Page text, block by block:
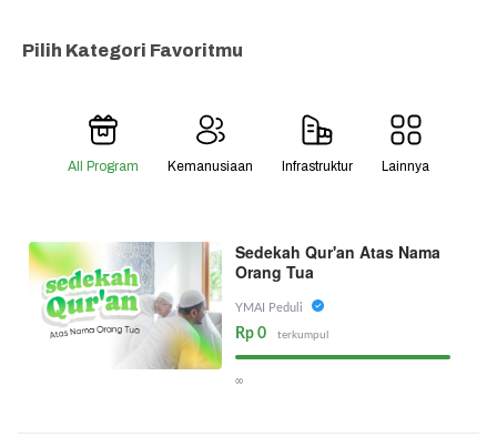
Pilih Kategori Favoritmu
All Program Kemanusiaan Infrastruktur Lainnya
Sedekah Qur'an Atas Nama
Orang Tua
YMAI Peduli
Rp 0 terkumpul
∞